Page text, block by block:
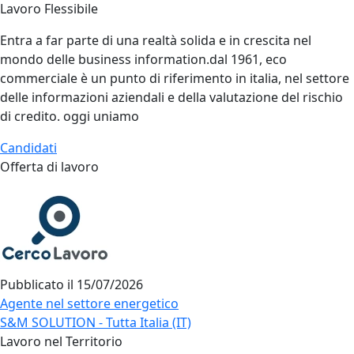
Lavoro Flessibile
Entra a far parte di una realtà solida e in crescita nel
mondo delle business information.dal 1961, eco
commerciale è un punto di riferimento in italia, nel settore
delle informazioni aziendali e della valutazione del rischio
di credito. oggi uniamo
Candidati
Offerta di lavoro
Pubblicato il 15/07/2026
Agente nel settore energetico
S&M SOLUTION - Tutta Italia (IT)
Lavoro nel Territorio